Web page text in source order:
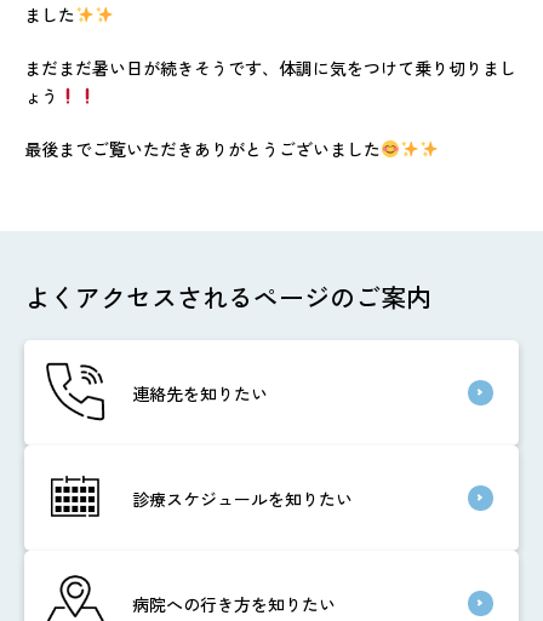
ました
まだまだ暑い日が続きそうです、体調に気をつけて乗り切りまし
ょう
最後までご覧いただきありがとうございました
よくアクセスされるページのご案内
連絡先を知りたい
診療スケジュールを知りたい
病院への行き方を知りたい